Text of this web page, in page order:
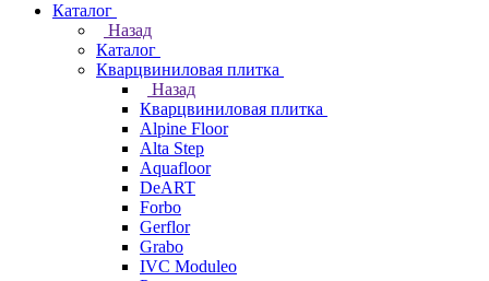
Каталог
Назад
Каталог
Кварцвиниловая плитка
Назад
Кварцвиниловая плитка
Alpine Floor
Alta Step
Aquafloor
DeART
Forbo
Gerflor
Grabo
IVC Moduleo